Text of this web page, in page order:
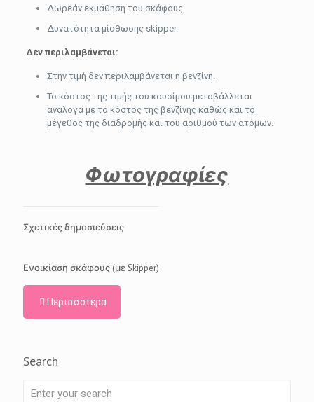
Δωρεάν εκμάθηση του σκάφους.
Δυνατότητα μίσθωσης skipper.
Δεν περιλαμβάνεται:
Στην τιμή δεν περιλαμβάνεται η βενζίνη.
Το κόστος της τιμής του καυσίμου μεταβάλλεται
ανάλογα με το κόστος της βενζίνης καθώς και το
μέγεθος της διαδρομής και του αριθμού των ατόμων.
Φωτογραφίες
Σχετικές δημοσιεύσεις
Ενοικίαση σκάφους (με Skipper)
Περισσότερα
Search